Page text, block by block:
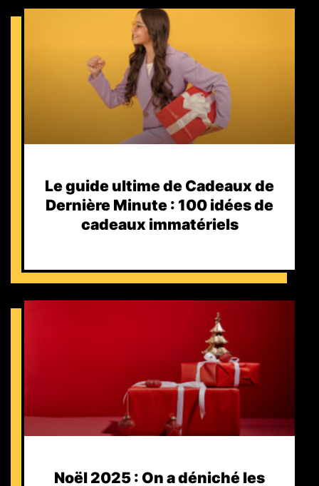
Le guide ultime de Cadeaux de
Dernière Minute : 100 idées de
cadeaux immatériels
Noël 2025 : On a déniché les